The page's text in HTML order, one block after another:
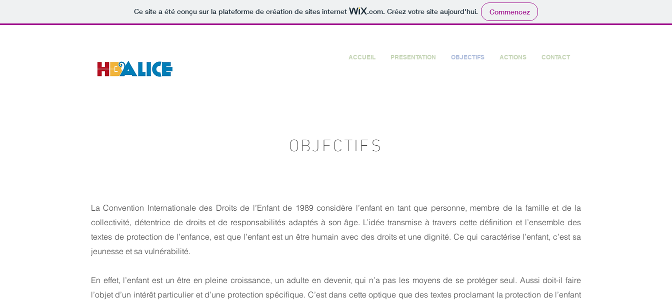
Ce site a été conçu sur la plateforme de création de sites internet .com. Créez votre site aujourd'hui. Commencez
ACCUEIL PRESENTATION OBJECTIFS ACTIONS CONTACT
OBJECTIFS
La Convention Internationale des Droits de l’Enfant de 1989 considère l’enfant en tant que personne, membre de la famille et de la
collectivité, détentrice de droits et de responsabilités adaptés à son âge. L’idée transmise à travers cette définition et l’ensemble des
textes de protection de l’enfance, est que l’enfant est un être humain avec des droits et une dignité. Ce qui caractérise l’enfant, c’est sa
jeunesse et sa vulnérabilité.
En effet, l’enfant est un être en pleine croissance, un adulte en devenir, qui n’a pas les moyens de se protéger seul. Aussi doit-il faire
l’objet d’un intérêt particulier et d’une protection spécifique. C’est dans cette optique que des textes proclamant la protection de l’enfant